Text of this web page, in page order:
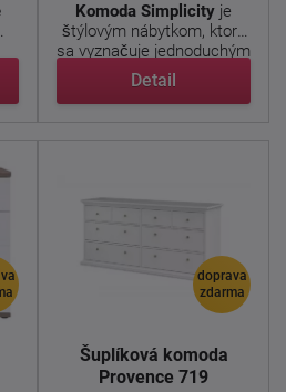
Komoda Simplicity je
štýlovým nábytkom, ktorý
sa vyznačuje jednoduchým
...
Detail
doprava
zdarma
Šuplíková komoda
Provence 719